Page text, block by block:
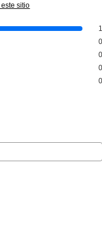
200
sitio